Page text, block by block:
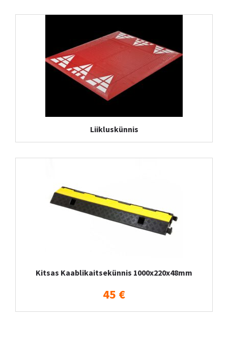
Liikluskünnis
Kitsas Kaablikaitsekünnis 1000x220x48mm
45 €